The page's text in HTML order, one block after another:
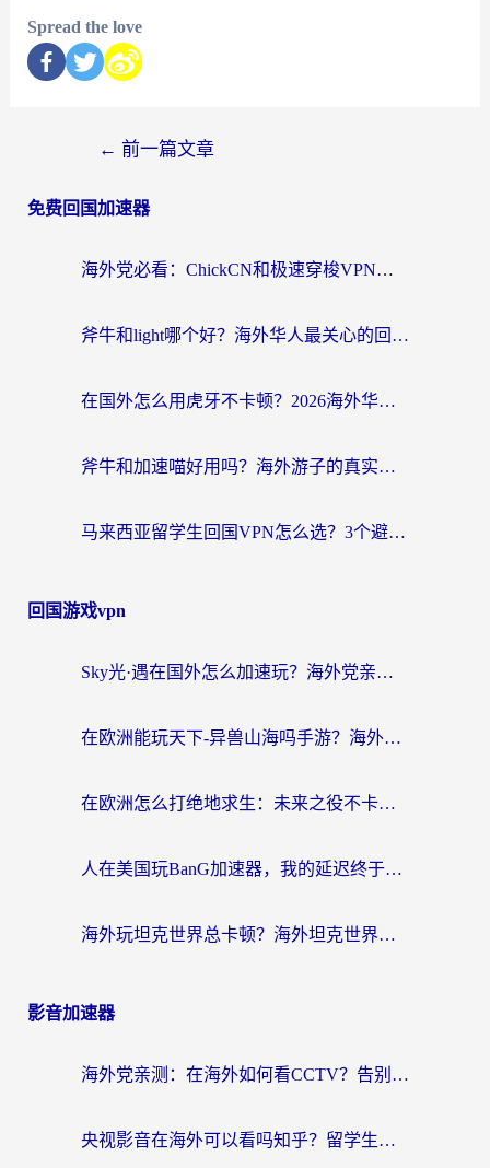
Spread the love
← 前一篇文章
免费回国加速器
海外党必看：ChickCN和极速穿梭VPN好用吗？3招教你选对回国加速器无缝刷国内资源
斧牛和light哪个好？海外华人最关心的回国加速器选择难题，一篇讲透
在国外怎么用虎牙不卡顿？2026海外华人亲测有效的回国加速器选择指南
斧牛和加速喵好用吗？海外游子的真实选择困境
马来西亚留学生回国VPN怎么选？3个避坑点+1款实测好用的加速器推荐
回国游戏vpn
Sky光·遇在国外怎么加速玩？海外党亲测有效的国服游戏加速指南
在欧洲能玩天下-异兽山海吗手游？海外玩家的加速器生存指南
在欧洲怎么打绝地求生：未来之役不卡？留学生亲测的加速器避坑指南
人在美国玩BanG加速器，我的延迟终于绿了
海外玩坦克世界总卡顿？海外坦克世界加速器有哪些？实测好用的选择在这里
影音加速器
海外党亲测：在海外如何看CCTV？告别“仅限大陆播放”的实用指南
央视影音在海外可以看吗知乎？留学生亲测：3步解决地域限制+追剧自由